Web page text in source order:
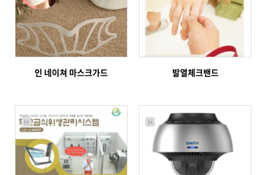
인 네이쳐 마스크가드 발열체크밴드
H H